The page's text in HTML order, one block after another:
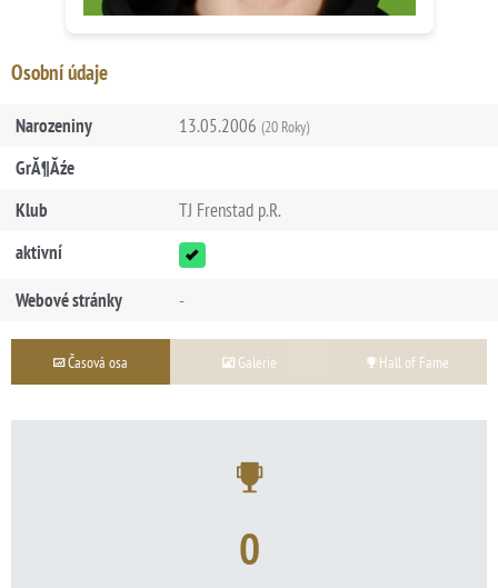
Osobní údaje
Narozeniny 13.05.2006 (20 Roky)
GrĂ¶Ăźe
Klub
TJ Frenstad p.R.
aktivní
Webové stránky
-
Časová osa Galerie Hall of Fame
0